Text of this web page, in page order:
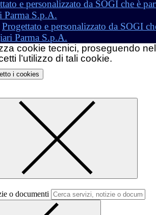
Progettato e personalizzato da SOGI
Parma S.p.A.
cookie tecnici, proseguendo
l’utilizzo di tali cookie.
i cookies
o documenti